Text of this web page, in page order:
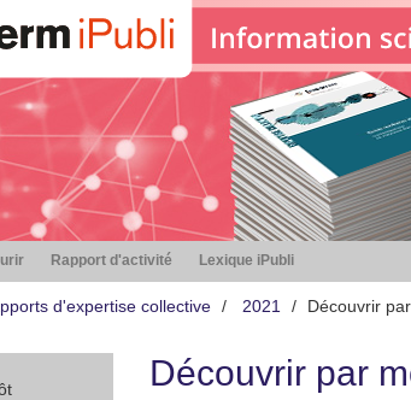
Rapport d'activité Lexique iPubli
d'expertise collective 2021 Découvrir
Découvrir par